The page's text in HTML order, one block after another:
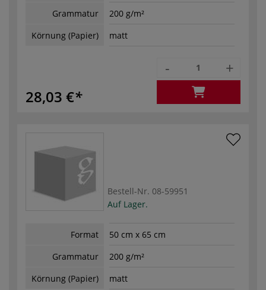
Grammatur
200 g/m²
Körnung (Papier)
matt
28,03 €
- +
Bestell-Nr. 08-59951
Auf Lager.
Format
50 cm x 65 cm
Grammatur
200 g/m²
Körnung (Papier)
matt